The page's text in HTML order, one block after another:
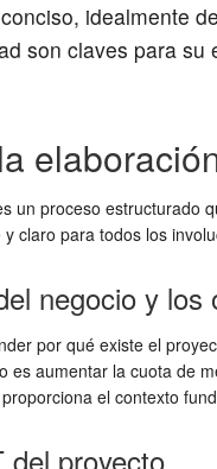
idealmente
son claves para su
un proceso estructurado
y claro para todos los
negocio y
por qué existe el
es aumentar la cuota de
el contexto
del proyecto